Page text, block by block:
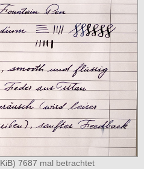
7687 mal betrachtet